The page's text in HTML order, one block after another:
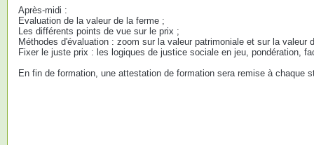
Après-midi :
Evaluation de la valeur de la ferme ;
Les différents points de vue sur le prix ;
Méthodes d'évaluation : zoom sur la valeur patrimoniale et sur la valeur
Fixer le juste prix : les logiques de justice sociale en jeu, pondération,
En fin de formation, une attestation de formation sera remise à chaque